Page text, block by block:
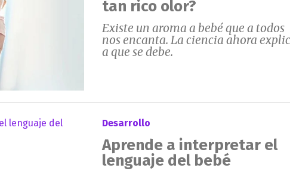
tan rico olor?
Existe un aroma a bebé que a todos
nos encanta. La ciencia ahora
a que se debe.
Desarrollo
Aprende a interpretar el
lenguaje del bebé